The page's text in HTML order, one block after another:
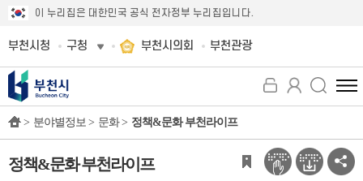
이 누리집은 대한민국 공식 전자정부 누리집입니다.
부천시청 구청 부천시의회 부천관광
전
체
뉴
보
기
> 분야별정보 > 문화 > 정책&문화 부천라이프
정책&문화 부천라이프